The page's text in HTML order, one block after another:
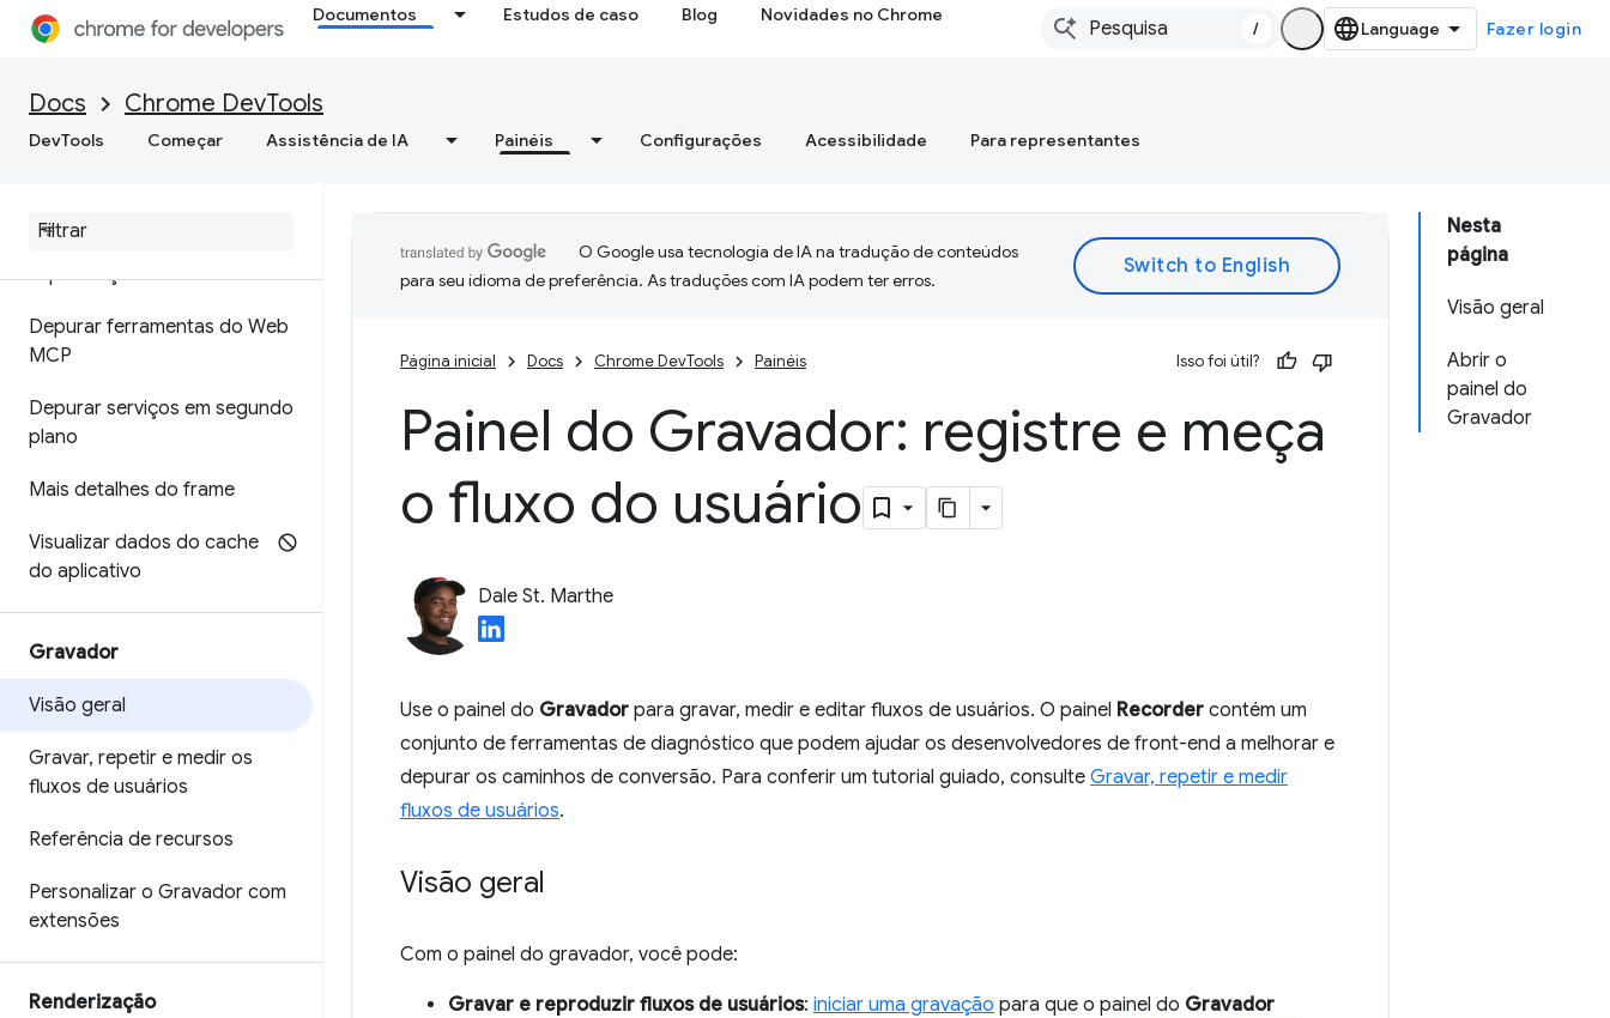
Documentos Estudos de caso Blog Novidades no Chrome
/ Fazer login
Docs Chrome DevTools
DevTools Começar Assistência de IA Painéis Configurações Acessibilidade Para representantes
Ver, adicionar, editar e excluir
Ver dados em cache
especulação
Depurar ferramentas do Web
MCP
Depurar serviços em segundo
plano
Mais detalhes do frame
Visualizar dados do cache
do aplicativo
Gravador
Visão geral
Gravar, repetir e medir os
fluxos de usuários
Referência de recursos
Personalizar o Gravador com
extensões
Renderização
Nesta
página
Visão geral
Abrir o
painel do
Gravador
O Google usa tecnologia de IA na tradução de conteúdos
para seu idioma de preferência. As traduções com IA podem ter erros.
Página inicial Docs Chrome DevTools Painéis Isso foi útil?
Painel do Gravador: registre e meça
o fluxo do usuário
Dale St. Marthe
Use o painel do Gravador para gravar, medir e editar fluxos de usuários. O painel Recorder contém um
conjunto de ferramentas de diagnóstico que podem ajudar os desenvolvedores de front-end a melhorar e
depurar os caminhos de conversão. Para conferir um tutorial guiado, consulte Gravar, repetir e medir
fluxos de usuários.
Visão geral
Com o painel do gravador, você pode:
Gravar e reproduzir fluxos de usuários: iniciar uma gravação para que o painel do Gravador